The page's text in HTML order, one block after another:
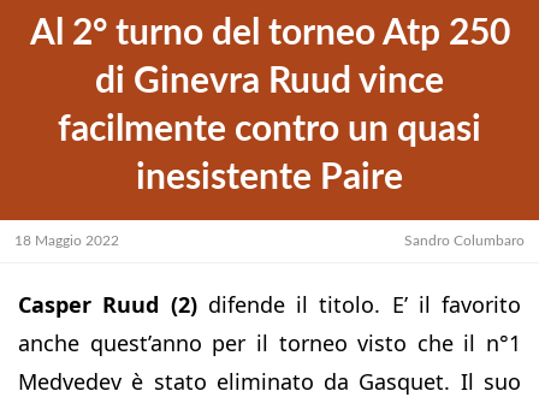
Al 2° turno del torneo Atp 250
di Ginevra Ruud vince
facilmente contro un quasi
inesistente Paire
18 Maggio 2022 Sandro Columbaro
Casper Ruud (2)difende il titolo. E’ il favorito
anche quest’anno per il torneo visto che il n°1
Medvedev è stato eliminato da Gasquet. Il suo